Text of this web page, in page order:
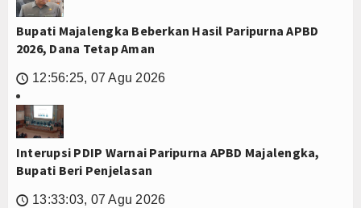
Bupati Majalengka Beberkan Hasil Paripurna APBD
2026, Dana Tetap Aman
🕔 12:56:25, 07 Agu 2026
Interupsi PDIP Warnai Paripurna APBD Majalengka,
Bupati Beri Penjelasan
🕔 13:33:03, 07 Agu 2026